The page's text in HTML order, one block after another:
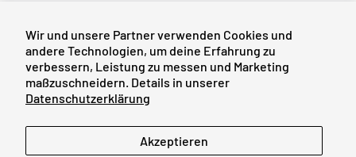
Wir und unsere Partner verwenden Cookies und
andere Technologien, um deine Erfahrung zu
verbessern, Leistung zu messen und Marketing
maßzuschneidern. Details in unserer
Datenschutzerklärung
Akzeptieren
Zahlungsmethoden